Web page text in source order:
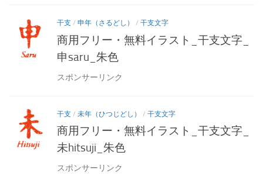
干支 / 申年（さるどし） / 干支文字
商用フリー・無料イラスト_干支文字_
申saru_朱色
スポンサーリンク
干支 / 未年（ひつじどし） / 干支文字
商用フリー・無料イラスト_干支文字_
未hitsuji_朱色
スポンサーリンク